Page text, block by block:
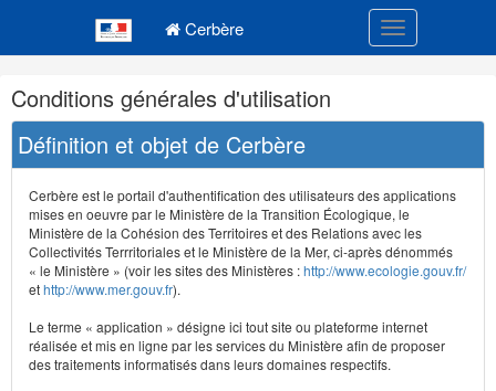
Cerbère Toggle
Navigation
et
outils
annexes
Conditions générales d'utilisation
Définition et objet de Cerbère
Cerbère est le portail d'authentification des utilisateurs des applications
mises en oeuvre par le Ministère de la Transition Écologique, le
Ministère de la Cohésion des Territoires et des Relations avec les
Collectivités Terrritoriales et le Ministère de la Mer, ci-après dénommés
« le Ministère » (voir les sites des Ministères :http://www.ecologie.gouv.fr/
ethttp://www.mer.gouv.fr).
Le terme « application » désigne ici tout site ou plateforme internet
réalisée et mis en ligne par les services du Ministère afin de proposer
des traitements informatisés dans leurs domaines respectifs.